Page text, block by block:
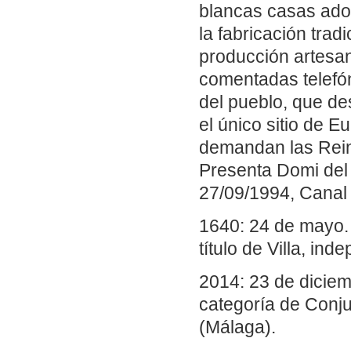
blancas casas
la fabricación
producción
comentadas
del pueblo, que
el único sitio de
demandan las
Presenta Domi
27/09/1994,
1640: 24 de
título de Villa,
2014: 23 de
categoría de
(Málaga).